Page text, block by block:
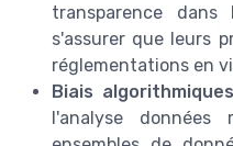
transparence
s'assurer que leurs
réglementations en
Biais
l'analyse